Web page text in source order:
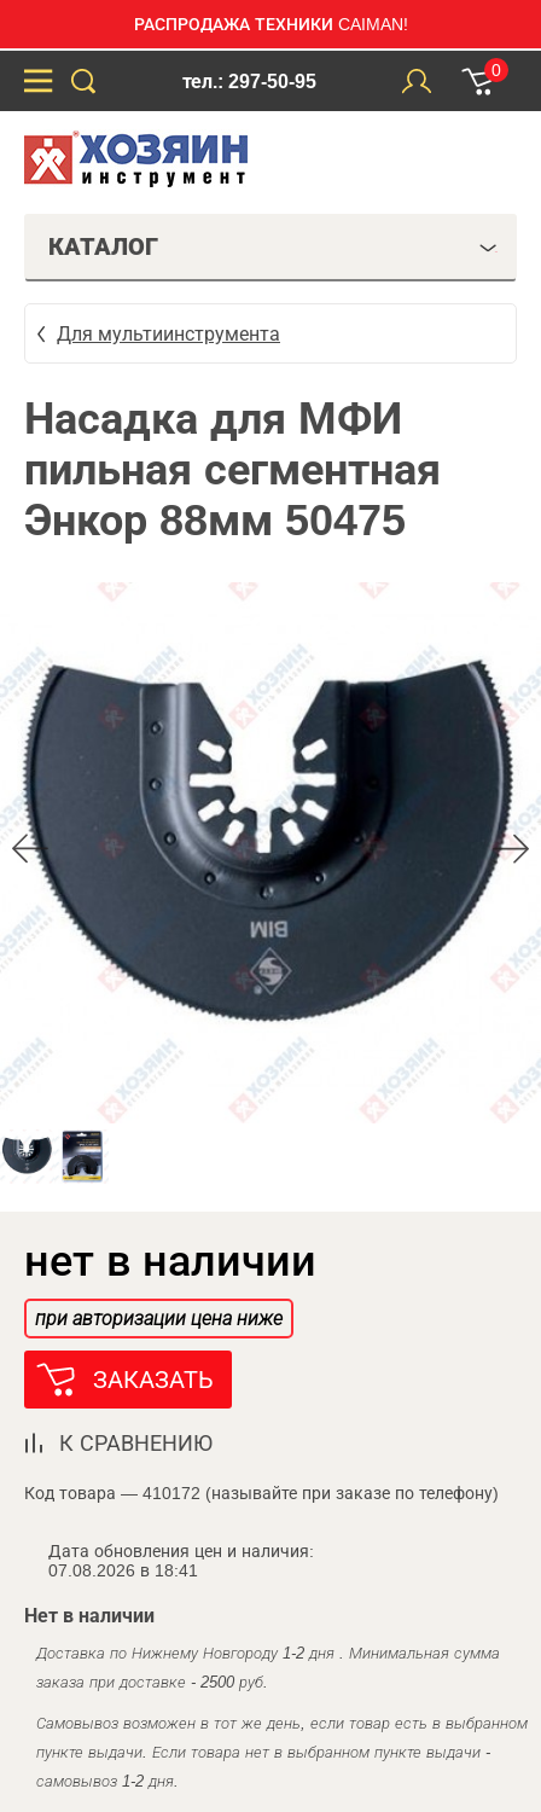
РАСПРОДАЖА ТЕХНИКИ CAIMAN!
тел.: 297-50-95
0
КАТАЛОГ
Для мультиинструмента
Насадка для МФИ
пильная сегментная
Энкор 88мм 50475
нет в наличии
при авторизации цена ниже
ЗАКАЗАТЬ
К СРАВНЕНИЮ
Код товара — 410172 (называйте при заказе по телефону)
Дата обновления цен и наличия:
07.08.2026 в 18:41
Нет в наличии
Доставка по Нижнему Новгороду 1-2 дня . Минимальная сумма
заказа при доставке - 2500 руб.
Самовывоз возможен в тот же день, если товар есть в выбранном
пункте выдачи. Если товара нет в выбранном пункте выдачи -
самовывоз 1-2 дня.